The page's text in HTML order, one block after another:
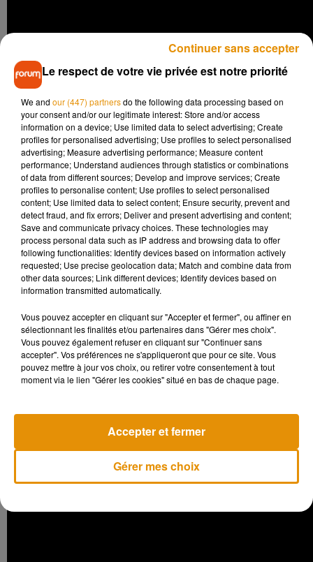
LASAISON 2DE «WESTWORLD»
7.LE RETOUR DE « MAGNUM »
Le respect de votre vie privée est notre priorité
We and our (447) partnersdo the following data processing based on
your consent and/or our legitimate interest: Store and/or access
information on a device; Use limited data to select advertising; Create
profiles for personalised advertising; Use profiles to select personalised
advertising; Measure advertising performance; Measure content
performance; Understand audiences through statistics or combinations
of data from different sources; Develop and improve services; Create
profiles to personalise content; Use profiles to select personalised
content; Use limited data to select content; Ensure security, prevent and
detect fraud, and fix errors; Deliver and present advertising and content;
Save and communicate privacy choices. These technologies may
process personal data such as IP address and browsing data to offer
following functionalities: Identify devices based on information actively
requested; Use precise geolocation data; Match and combine data from
other data sources; Link different devices; Identify devices based on
information transmitted automatically.
Vous pouvez accepter en cliquant sur "Accepter et fermer", ou affiner en
sélectionnant les finalités et/ou partenaires dans "Gérer mes choix".
Vous pouvez également refuser en cliquant sur "Continuer sans
accepter". Vos préférences ne s'appliqueront que pour ce site. Vous
pouvez mettre à jour vos choix, ou retirer votre consentement à tout
moment via le lien "Gérer les cookies" situé en bas de chaque page.
Gérer mes choix
Accepter et fermer
Continuer sans accepter